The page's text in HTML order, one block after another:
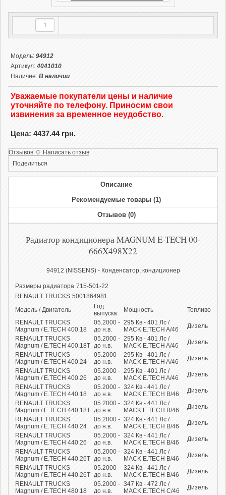
Модель: 94912
Артикул: 4041010
Наличие: В наличии
Уважаемые покупатели цены и наличие
уточняйте по телефону. Приносим свои
извинения за временное неудобство.
Цена: 4437.44 грн.
Отзывов: 0 Написать отзыв
Поделиться
Описание
Рекомендуемые товары (1)
Отзывов (0)
Радиатор кондиционера MAGNUM E-TECH 00-
666X498X22
94912 (NISSENS) - Конденсатор, кондиционер
Размеры радиатора 715-501-22
RENAULT TRUCKS 5001864981
Модель / Двигатель
Год
выпуска
Мощность
Топливо
RENAULT TRUCKS
Magnum / E.TECH 400.18
05.2000 -
до н.в.
295 Кв - 401 Лс /
MACK E.TECH A/46
Дизель
RENAULT TRUCKS
Magnum / E.TECH 400.18T
05.2000 -
до н.в.
295 Кв - 401 Лс /
MACK E.TECH A/46
Дизель
RENAULT TRUCKS
Magnum / E.TECH 400.24
05.2000 -
до н.в.
295 Кв - 401 Лс /
MACK E.TECH A/46
Дизель
RENAULT TRUCKS
Magnum / E.TECH 400.26
05.2000 -
до н.в.
295 Кв - 401 Лс /
MACK E.TECH A/46
Дизель
RENAULT TRUCKS
Magnum / E.TECH 440.18
05.2000 -
до н.в.
324 Кв - 441 Лс /
MACK E.TECH B/46
Дизель
RENAULT TRUCKS
Magnum / E.TECH 440.18T
05.2000 -
до н.в.
324 Кв - 441 Лс /
MACK E.TECH B/46
Дизель
RENAULT TRUCKS
Magnum / E.TECH 440.24
05.2000 -
до н.в.
324 Кв - 441 Лс /
MACK E.TECH B/46
Дизель
RENAULT TRUCKS
Magnum / E.TECH 440.26
05.2000 -
до н.в.
324 Кв - 441 Лс /
MACK E.TECH B/46
Дизель
RENAULT TRUCKS
Magnum / E.TECH 440.26T
05.2000 -
до н.в.
324 Кв - 441 Лс /
MACK E.TECH B/46
Дизель
RENAULT TRUCKS
Magnum / E.TECH 440.26T
05.2000 -
до н.в.
324 Кв - 441 Лс /
MACK E.TECH B/46
Дизель
RENAULT TRUCKS
Magnum / E.TECH 480.18
05.2000 -
до н.в.
347 Кв - 472 Лс /
MACK E.TECH C/46
Дизель